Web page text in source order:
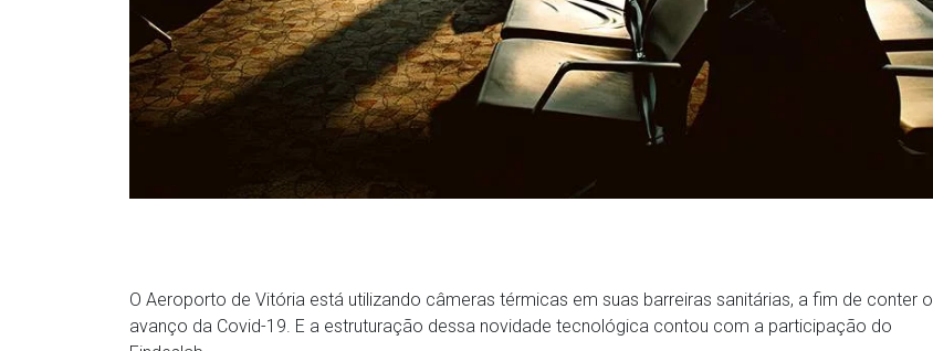
O Aeroporto de Vitória está utilizando câmeras térmicas em suas barreiras sanitárias, a fim de conter o
avanço da Covid-19. E a estruturação dessa novidade tecnológica contou com a participação do